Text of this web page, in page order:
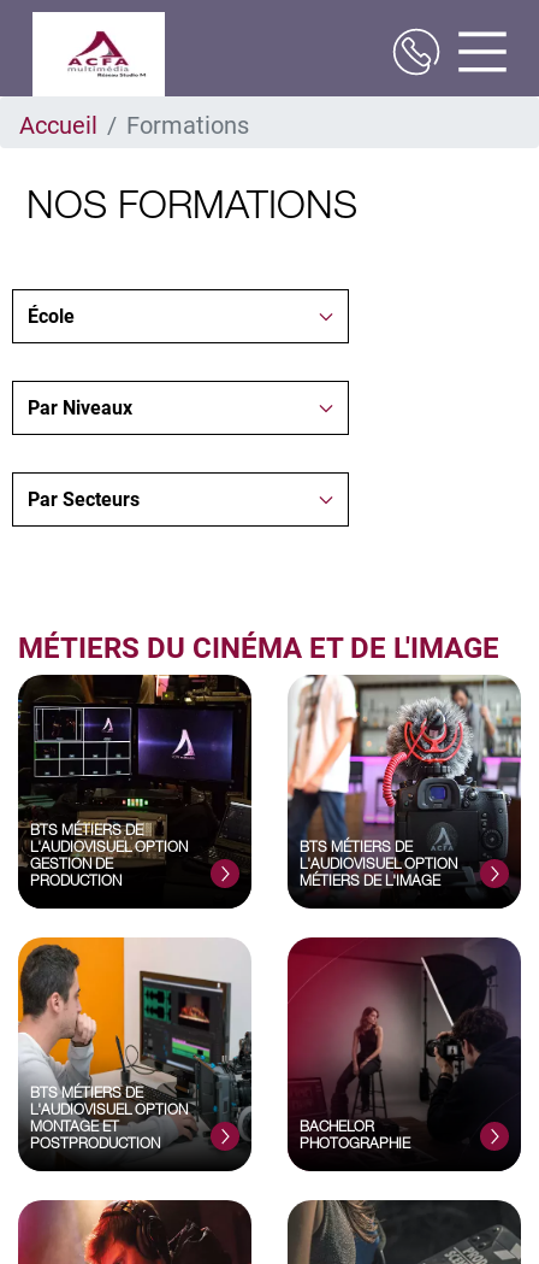
auAccueil Formations
NOS FORMATIONS
MÉTIERS DU CINÉMA ET DE L'IMAGE
BTS MÉTIERS DE
L'AUDIOVISUEL OPTION
GESTION DE
PRODUCTION
BTS MÉTIERS DE
L'AUDIOVISUEL OPTION
MÉTIERS DE L'IMAGE
BTS MÉTIERS DE
L'AUDIOVISUEL OPTION
MONTAGE ET
POSTPRODUCTION
BACHELOR
PHOTOGRAPHIE